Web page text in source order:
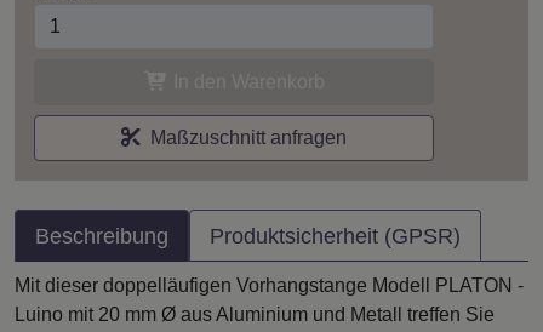
Maßzuschnitt anfragen
Beschreibung Produktsicherheit (GPSR)
Mit dieser doppelläufigen Vorhangstange Modell PLATON -
Luino mit 20 mm Ø aus Aluminium und Metall treffen Sie